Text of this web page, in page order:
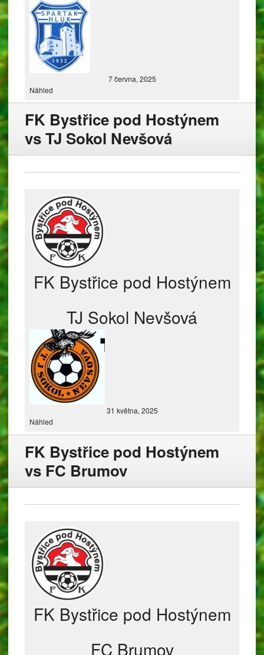
7 června, 2025
Náhled
FK Bystřice pod Hostýnem
vs TJ Sokol Nevšová
FK Bystřice pod Hostýnem
TJ Sokol Nevšová
31 května, 2025
Náhled
FK Bystřice pod Hostýnem
vs FC Brumov
FK Bystřice pod Hostýnem
FC Brumov